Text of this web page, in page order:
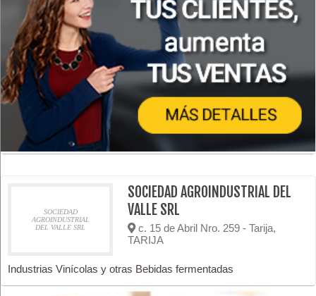
SOCIEDAD
AGROINDUSTRIAL
DEL VALLE SRL
SOCIEDAD AGROINDUSTRIAL DEL
VALLE SRL
c. 15 de Abril Nro. 259 - Tarija,
TARIJA
Industrias Vinícolas y otras Bebidas fermentadas